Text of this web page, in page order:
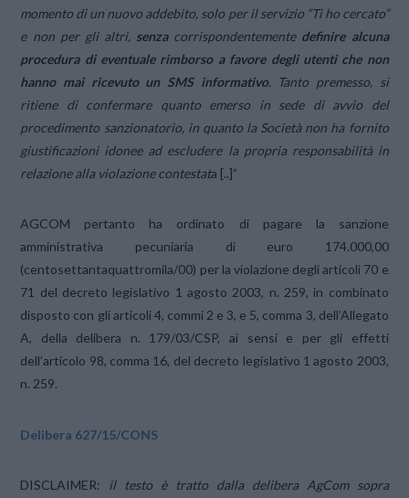
momento di un nuovo addebito, solo per il servizio “Ti ho cercato”
e non per gli altri, senzacorrispondentementedefinire alcuna
procedura di eventuale rimborso a favore degli utenti che non
hanno mai ricevuto un SMS informativo. Tanto premesso, si
ritiene di confermare quanto emerso in sede di avvio del
procedimento sanzionatorio, in quanto la Società non ha fornito
giustificazioni idonee ad escludere la propria responsabilità in
relazione alla violazione contestata [..]”
AGCOM pertanto ha ordinato di pagare la sanzione
amministrativa pecuniaria di euro 174.000,00
(centosettantaquattromila/00) per la violazione degli articoli 70 e
71 del decreto legislativo 1 agosto 2003, n. 259, in combinato
disposto con gli articoli 4, commi 2 e 3, e 5, comma 3, dell’Allegato
A, della delibera n. 179/03/CSP, ai sensi e per gli effetti
dell’articolo 98, comma 16, del decreto legislativo 1 agosto 2003,
n. 259.
Delibera 627/15/CONS
DISCLAIMER: il testo è tratto dalla delibera AgCom sopra